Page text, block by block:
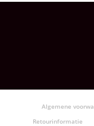
Algemene
Retourinformatie